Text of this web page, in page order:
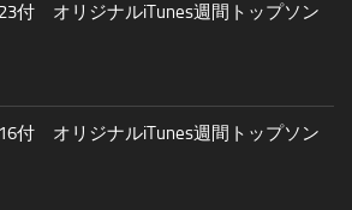
付 オリジナルiTunes週間トップソン
付 オリジナルiTunes週間トップソン